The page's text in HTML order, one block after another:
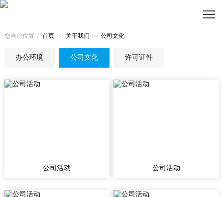
您当前位置： 首页 >> 关于我们 >> 公司文化
办公环境 公司文化 许可证件
公司活动 公司活动